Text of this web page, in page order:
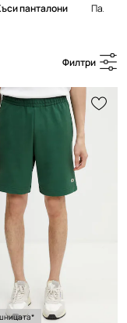
къси панталони палта
Филтри